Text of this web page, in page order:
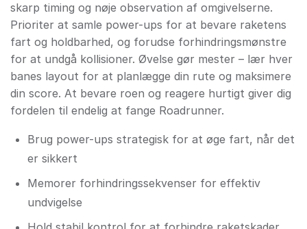
skarp timing og nøje observation af omgivelserne.
Prioriter at samle power-ups for at bevare raketens
fart og holdbarhed, og forudse forhindringsmønstre
for at undgå kollisioner. Øvelse gør mester – lær hver
banes layout for at planlægge din rute og maksimere
din score. At bevare roen og reagere hurtigt giver dig
fordelen til endelig at fange Roadrunner.
Brug power-ups strategisk for at øge fart, når det
er sikkert
Memorer forhindringssekvenser for effektiv
undvigelse